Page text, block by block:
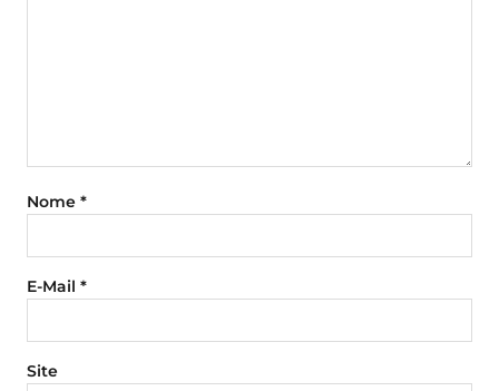
Nome *
E-Mail *
Site